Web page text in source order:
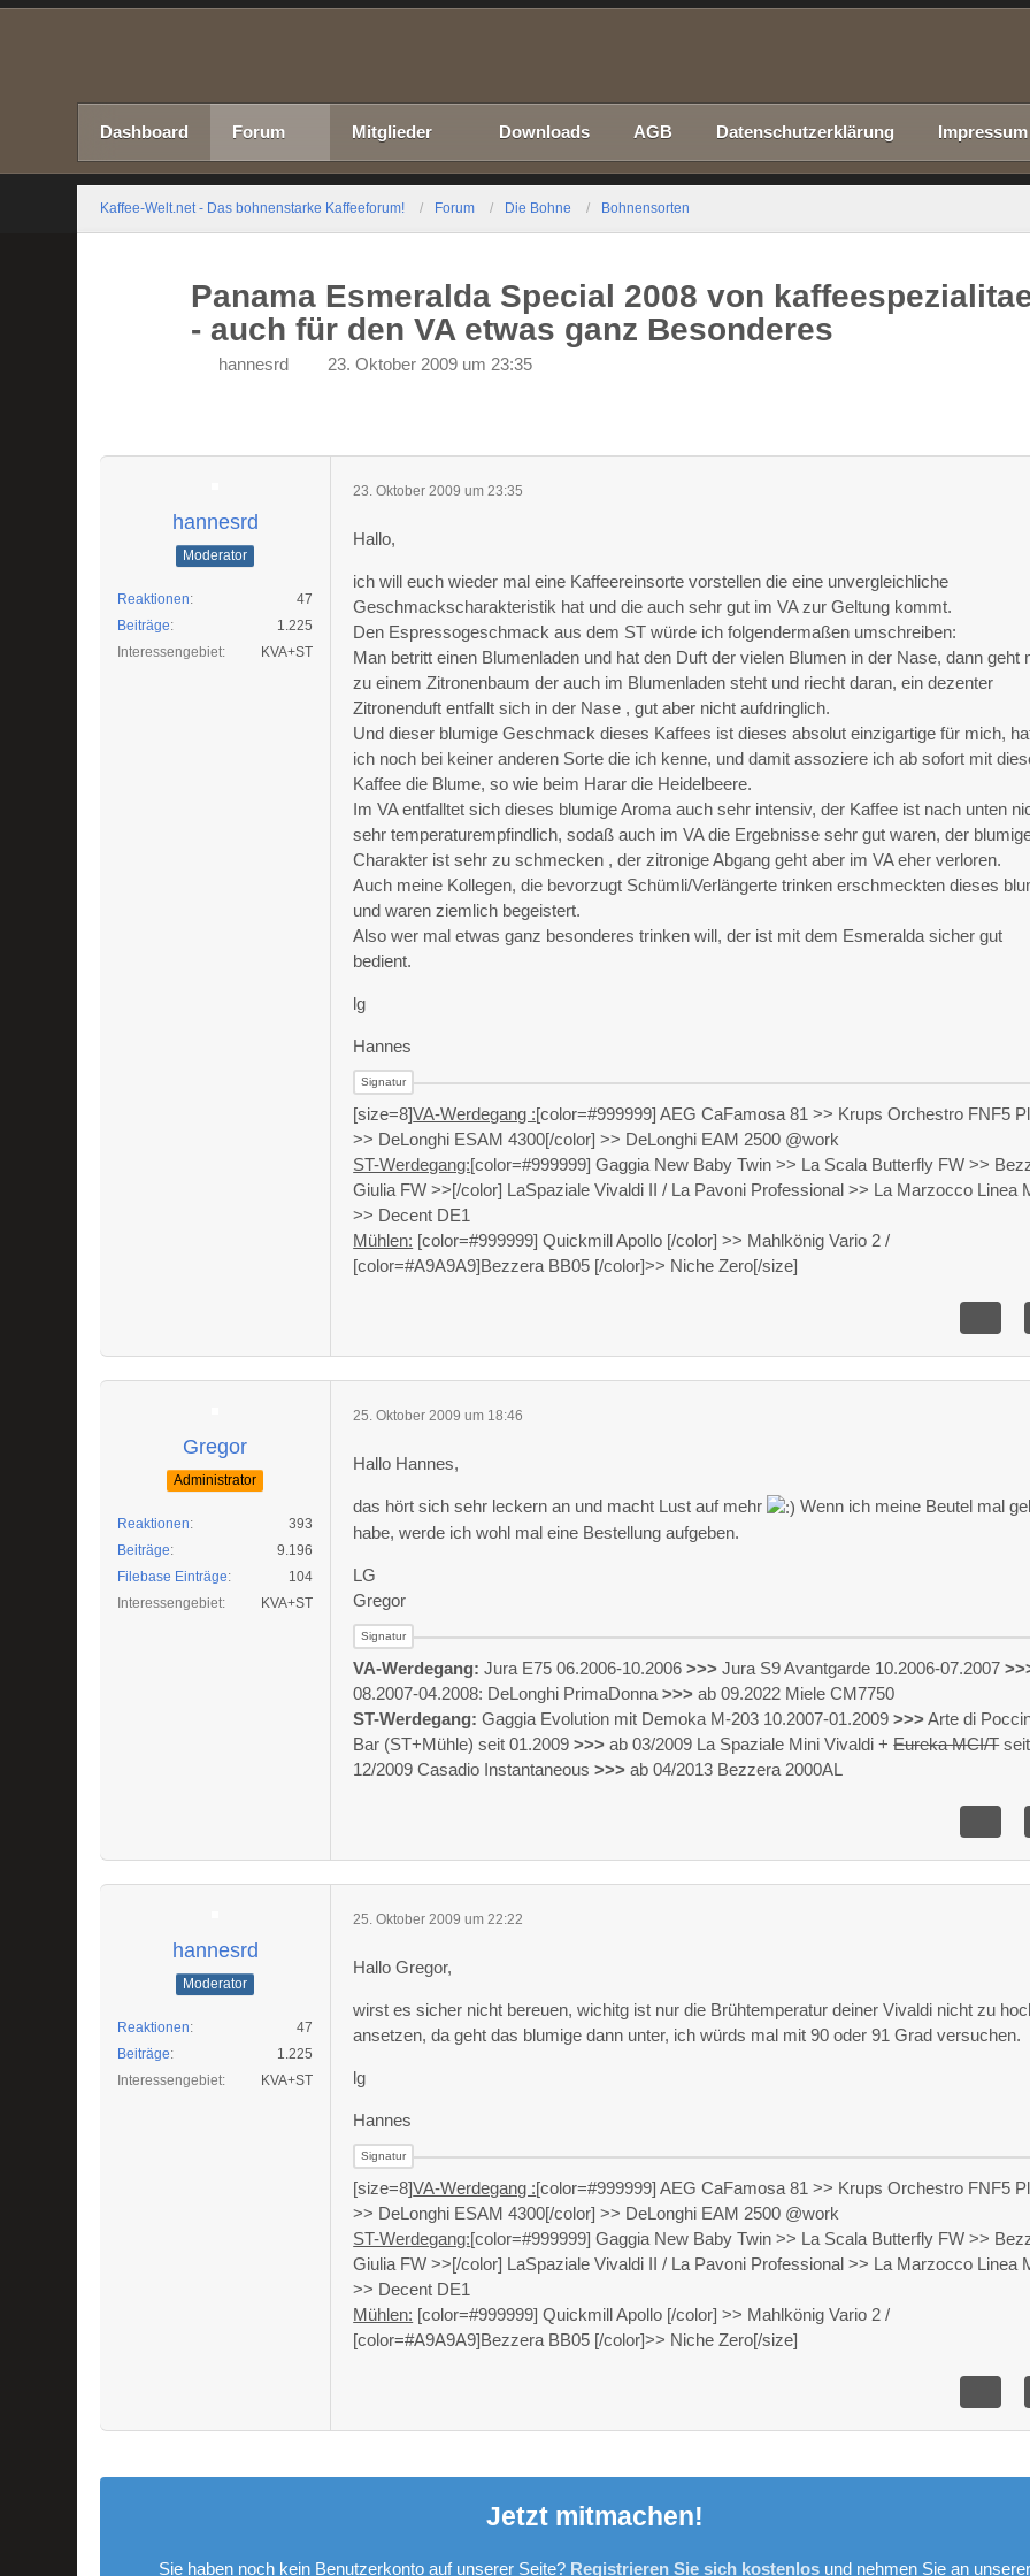
Dashboard Forum Mitglieder Downloads AGB Datenschutzerklärung Impressum
Kaffee-Welt.net - Das bohnenstarke Kaffeeforum! Forum Die Bohne Bohnensorten
Panama Esmeralda Special 2008 von
- auch für den VA etwas ganz Besonderes
hannesrd 23. Oktober 2009 um 23:35
hannesrd
Moderator
Reaktionen
47
Beiträge
1.225
Interessengebiet
KVA+ST
23. Oktober 2009 um 23:35
Hallo,
ich will euch wieder mal eine Kaffeereinsorte vorstellen die eine unvergleichliche
Geschmackscharakteristik hat und die auch sehr gut im VA zur Geltung kommt.
Den Espressogeschmack aus dem ST würde ich folgendermaßen umschreiben:
Man betritt einen Blumenladen und hat den Duft der vielen Blumen in der Nase, dann geht
zu einem Zitronenbaum der auch im Blumenladen steht und riecht daran, ein dezenter
Zitronenduft entfallt sich in der Nase , gut aber nicht aufdringlich.
Und dieser blumige Geschmack dieses Kaffees ist dieses absolut einzigartige für mich,
ich noch bei keiner anderen Sorte die ich kenne, und damit assoziere ich ab sofort mit
Kaffee die Blume, so wie beim Harar die Heidelbeere.
Im VA entfalltet sich dieses blumige Aroma auch sehr intensiv, der Kaffee ist nach unten
sehr temperaturempfindlich, sodaß auch im VA die Ergebnisse sehr gut waren, der
Charakter ist sehr zu schmecken , der zitronige Abgang geht aber im VA eher verloren.
Auch meine Kollegen, die bevorzugt Schümli/Verlängerte trinken erschmeckten dieses
und waren ziemlich begeistert.
Also wer mal etwas ganz besonderes trinken will, der ist mit dem Esmeralda sicher gut
bedient.
lg
Hannes
[size=8]VA-Werdegang :[color=#999999] AEG CaFamosa 81 >> Krups Orchestro FNF5
>> DeLonghi ESAM 4300[/color] >> DeLonghi EAM 2500 @work
ST-Werdegang:[color=#999999] Gaggia New Baby Twin >> La Scala Butterfly FW >>
Giulia FW >>[/color] LaSpaziale Vivaldi II / La Pavoni Professional >> La Marzocco Linea
>> Decent DE1
Mühlen: [color=#999999] Quickmill Apollo [/color] >> Mahlkönig Vario 2 /
[color=#A9A9A9]Bezzera BB05 [/color]>> Niche Zero[/size]
Gregor
Administrator
Reaktionen
393
Beiträge
9.196
Filebase Einträge
104
Interessengebiet
KVA+ST
25. Oktober 2009 um 18:46
Hallo Hannes,
das hört sich sehr leckern an und macht Lust auf mehr
Wenn ich meine Beutel mal
habe, werde ich wohl mal eine Bestellung aufgeben.
LG
Gregor
VA-Werdegang: Jura E75 06.2006-10.2006>>> Jura S9 Avantgarde 10.2006-07.2007
08.2007-04.2008: DeLonghi PrimaDonna>>> ab 09.2022 Miele CM7750
ST-Werdegang:Gaggia Evolution mit Demoka M-203 10.2007-01.2009>>>Arte di
Bar (ST+Mühle) seit 01.2009>>> ab 03/2009 La Spaziale Mini Vivaldi +Eureka MCI/Tseit
12/2009 Casadio Instantaneous>>> ab 04/2013 Bezzera 2000AL
hannesrd
Moderator
Reaktionen
47
Beiträge
1.225
Interessengebiet
KVA+ST
25. Oktober 2009 um 22:22
Hallo Gregor,
wirst es sicher nicht bereuen, wichitg ist nur die Brühtemperatur deiner Vivaldi nicht zu
ansetzen, da geht das blumige dann unter, ich würds mal mit 90 oder 91 Grad versuchen.
lg
Hannes
[size=8]VA-Werdegang :[color=#999999] AEG CaFamosa 81 >> Krups Orchestro FNF5
>> DeLonghi ESAM 4300[/color] >> DeLonghi EAM 2500 @work
ST-Werdegang:[color=#999999] Gaggia New Baby Twin >> La Scala Butterfly FW >>
Giulia FW >>[/color] LaSpaziale Vivaldi II / La Pavoni Professional >> La Marzocco Linea
>> Decent DE1
Mühlen: [color=#999999] Quickmill Apollo [/color] >> Mahlkönig Vario 2 /
[color=#A9A9A9]Bezzera BB05 [/color]>> Niche Zero[/size]
Jetzt mitmachen!
Sie haben noch kein Benutzerkonto auf unserer Seite? Registrieren Sie sich kostenlosund nehmen Sie an unserer